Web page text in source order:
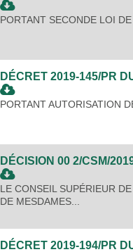
PORTANT SECONDE LOI
DÉCRET 2019-145/PR
PORTANT AUTORISATION
DÉCISION 00 2/CSM/
LE CONSEIL SUPÉRIEUR
DE MESDAMES...
DÉCRET 2019-194/PR